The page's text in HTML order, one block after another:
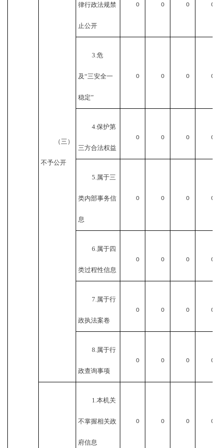
（三）
不予公开
律行政法规禁
止公开
0 0 0 0
3.危
及“三安全一
稳定”
0 0 0 0
4.保护第
三方合法权益
0 0 0 0
5.属于三
类内部事务信
息
0 0 0 0
6.属于四
类过程性信息
0 0 0 0
7.属于行
政执法案卷
0 0 0 0
8.属于行
政查询事项
0 0 0 0
1.本机关
不掌握相关政
府信息
0 0 0 0